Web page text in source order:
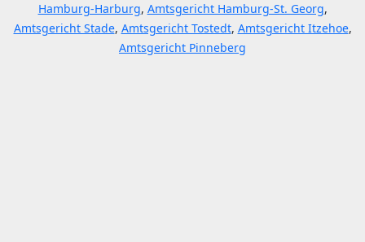
Hamburg-Harburg, Amtsgericht Hamburg-St. Georg,
Amtsgericht Stade, Amtsgericht Tostedt, Amtsgericht Itzehoe,
Amtsgericht Pinneberg